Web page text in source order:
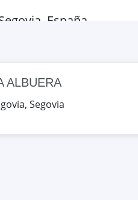
España
ALBUERA
, Segovia